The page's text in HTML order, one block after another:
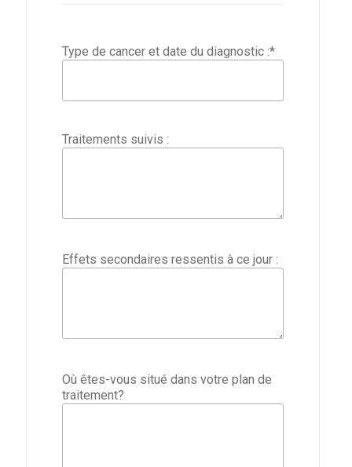
Type de cancer et date du diagnostic :*
Traitements suivis :
Effets secondaires ressentis à ce jour :
Où êtes-vous situé dans votre plan de
traitement?